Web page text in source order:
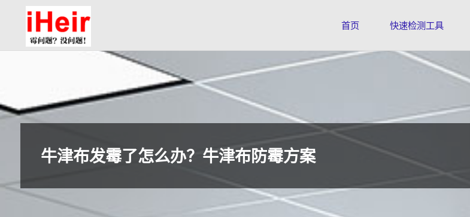
剂|
菌
水
剂|
干
首页 快速检测工具
牛津布发霉了怎么办？牛津布防霉方案